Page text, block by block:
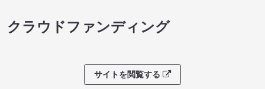
クラウドファンディング
サイトを閲覧する